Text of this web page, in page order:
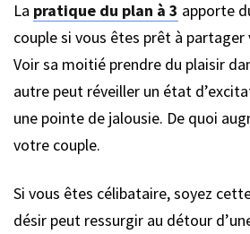
La pratique du plan à 3 apporte
couple si vous êtes prêt à
Voir sa moitié prendre du plaisir
autre peut réveiller un état
une pointe de jalousie. De quoi
votre couple.
Si vous êtes célibataire, soyez
désir peut ressurgir au détour